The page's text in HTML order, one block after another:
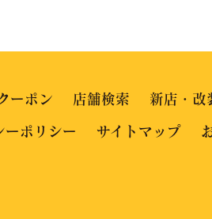
ーポン 店舗検索
新店・改
ーポリシー
サイトマップ